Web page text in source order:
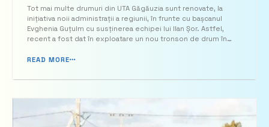
fost inaugurat drumul
către satul Cotovscoe,
Tot mai multe drumuri din UTA Găgăuzia sunt renovate, la
inițiativa noii administrații a regiunii, în frunte cu bașcanul
Evghenia Guțulm cu susținerea echipei lui Ilan Șor. Astfel,
recent a fost dat în exploatare un nou tronson de drum în
autonomiei, Evghenia Guțul menționează că ...
READ MORE